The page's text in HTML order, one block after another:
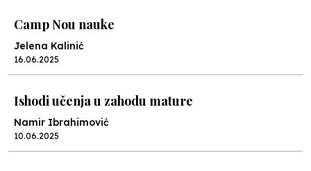
Camp Nou nauke
Jelena Kalinić
16.06.2025
Ishodi učenja u zahodu mature
Namir Ibrahimović
10.06.2025